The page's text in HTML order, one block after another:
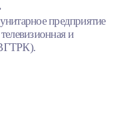
предприятие
и